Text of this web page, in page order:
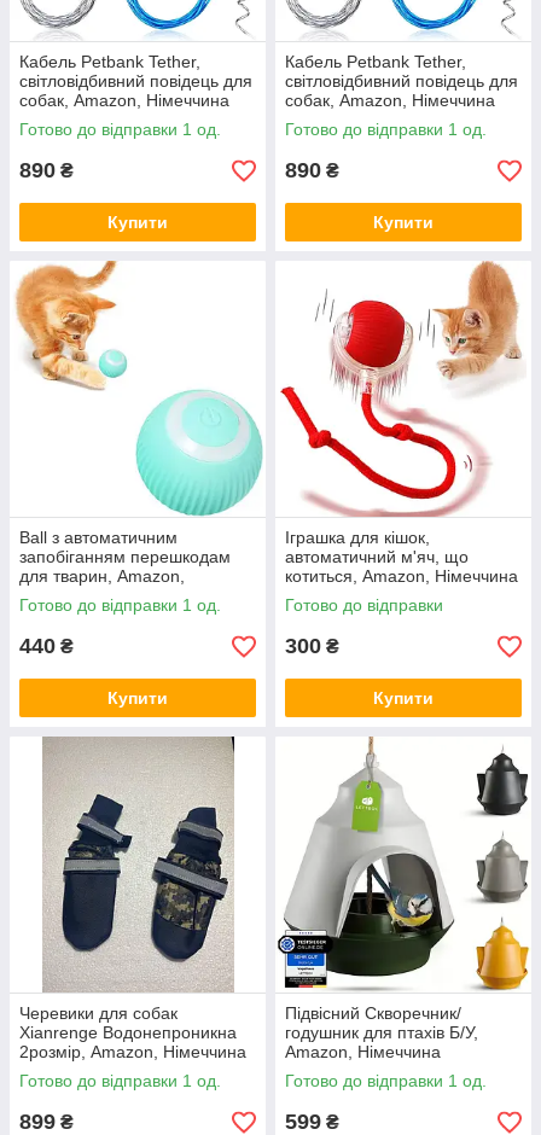
Кабель Petbank Tether,
світловідбивний повідець для
собак, Amazon, Німеччина
Готово до відправки 1 од.
890 ₴
Купити
Кабель Petbank Tether,
світловідбивний повідець для
собак, Amazon, Німеччина
Готово до відправки 1 од.
890 ₴
Купити
Ball з автоматичним
запобіганням перешкодам
для тварин, Amazon,
Німеччина
Готово до відправки 1 од.
440 ₴
Купити
Іграшка для кішок,
автоматичний м'яч, що
котиться, Amazon, Німеччина
Готово до відправки
300 ₴
Купити
Черевики для собак
Xianrenge Водонепроникна
2розмір, Amazon, Німеччина
Готово до відправки 1 од.
899 ₴
Підвісний Скворечник/
годушник для птахів Б/У,
Amazon, Німеччина
Готово до відправки 1 од.
599 ₴